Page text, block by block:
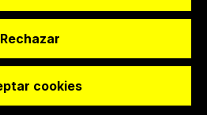
Solicitar reserva
Technologies S.L
Rechazar
cookies